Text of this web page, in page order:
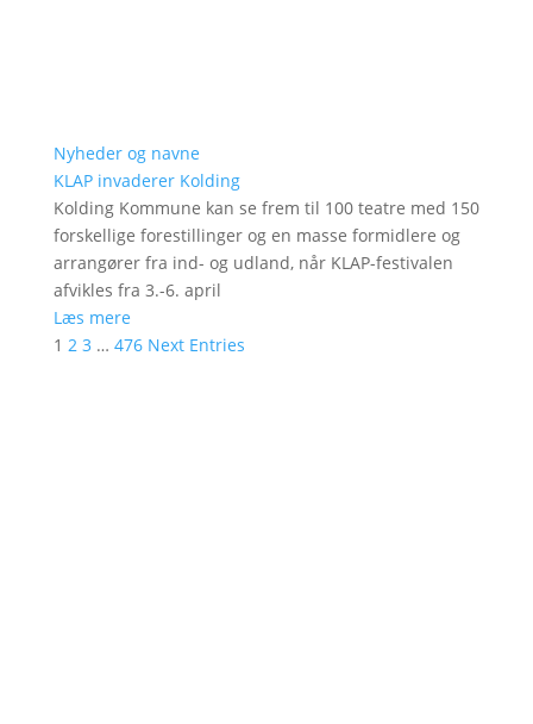
Nyheder og navne
KLAP invaderer Kolding
Kolding Kommune kan se frem til 100 teatre med 150
forskellige forestillinger og en masse formidlere og
arrangører fra ind- og udland, når KLAP-festivalen
afvikles fra 3.-6. april
Læs mere
1 2 3 … 476 Next Entries